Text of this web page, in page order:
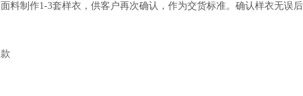
制作1-3套样衣，供客户再次确认，作为交货标准。确认样衣无误后